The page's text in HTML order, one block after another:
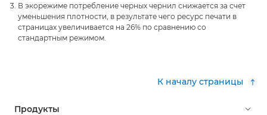
В экорежиме потребление черных чернил снижается за счет
уменьшения плотности, в результате чего ресурс печати в
страницах увеличивается на 26% по сравнению со
стандартным режимом.
К началу страницы
Продукты